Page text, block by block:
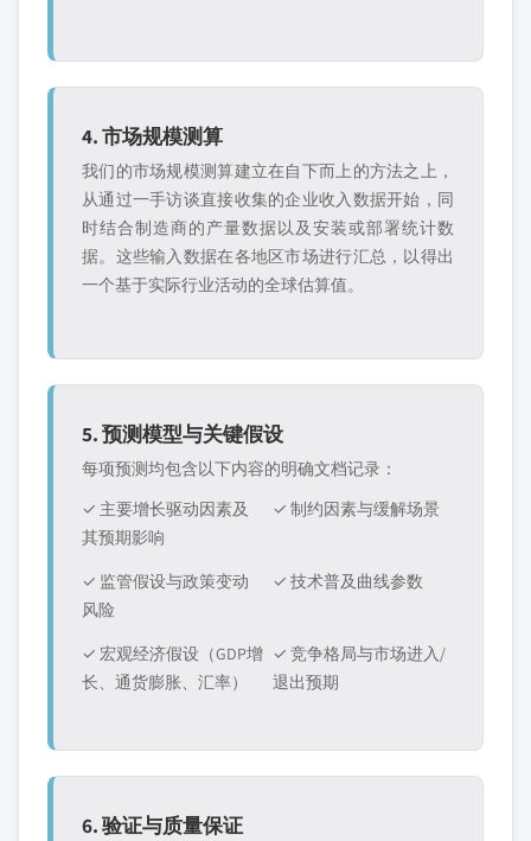
4. 市场规模测算
我们的市场规模测算建立在自下而上的方法之上，
从通过一手访谈直接收集的企业收入数据开始，同
时结合制造商的产量数据以及安装或部署统计数
据。这些输入数据在各地区市场进行汇总，以得出
一个基于实际行业活动的全球估算值。
5. 预测模型与关键假设
每项预测均包含以下内容的明确文档记录：
✓ 主要增长驱动因素及
其预期影响
✓ 制约因素与缓解场景
✓ 监管假设与政策变动
风险
✓ 技术普及曲线参数
✓ 宏观经济假设（GDP增
长、通货膨胀、汇率）
✓ 竞争格局与市场进入/
退出预期
6. 验证与质量保证